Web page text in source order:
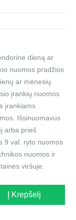
dieną ar
nuomos pradžios
ar mėnesių
įrankių nuomos
įrankiams
Išsinuomavus
arba prieš
9 val. ryto nuomos
nuomos ir
viršuje.
Į Krepšelį